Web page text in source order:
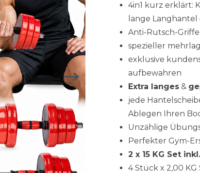
4in1 kurz erklärt:
lange
Anti-Rutsch-
spezieller
exklusive
aufbewahren
Extra langes &
jede
Ablegen Ihren
Unzählige
Perfekter Gym-
2 x 15 KG Set
4 Stück x 2,00